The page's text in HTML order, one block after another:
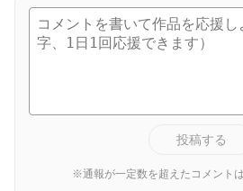
投稿する
※通報が一定数を超えたコメント